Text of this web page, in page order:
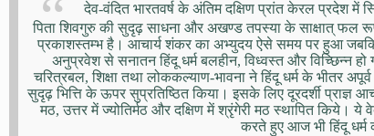
देव-वंदित भारतवर्ष के अंतिम दक्षिण प्रांत केरल प्रदेश में
पिता शिवगुरु की सुदृढ़ साधना और अखण्ड तपस्या के साक्षात् फल रूप
प्रकाशस्तम्भ है। आचार्य शंकर का अभ्युदय ऐसे समय पर हुआ जबकि
अनुप्रवेश से सनातन हिंदू धर्म बलहीन, विध्वस्त और विच्छिन्न
चरित्रबल, शिक्षा तथा लोककल्याण-भावना ने हिंदू धर्म के भीतर
सुदृढ़ भित्ति के ऊपर सुप्रतिष्ठित किया। इसके लिए दूरदर्शी प्राज्ञ
मठ, उत्तर में ज्योतिर्मठ और दक्षिण में श्रृंगेरी मठ स्थापित किये। ये
करते हुए आज भी हिंदू धर्म